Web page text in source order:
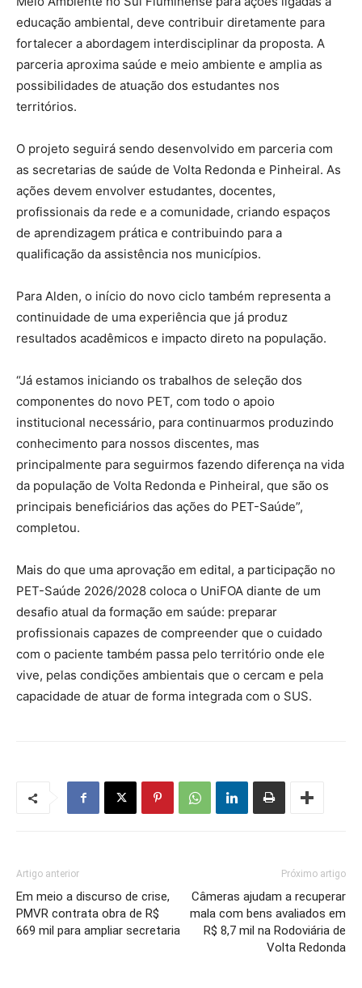
educação ambiental, deve contribuir diretamente para
fortalecer a abordagem interdisciplinar da proposta. A
parceria aproxima saúde e meio ambiente e amplia as
possibilidades de atuação dos estudantes nos
territórios.
O projeto seguirá sendo desenvolvido em parceria com
as secretarias de saúde de Volta Redonda e Pinheiral. As
ações devem envolver estudantes, docentes,
profissionais da rede e a comunidade, criando espaços
de aprendizagem prática e contribuindo para a
qualificação da assistência nos municípios.
Para Alden, o início do novo ciclo também representa a
continuidade de uma experiência que já produz
resultados acadêmicos e impacto direto na população.
“Já estamos iniciando os trabalhos de seleção dos
componentes do novo PET, com todo o apoio
institucional necessário, para continuarmos produzindo
conhecimento para nossos discentes, mas
principalmente para seguirmos fazendo diferença na vida
da população de Volta Redonda e Pinheiral, que são os
principais beneficiários das ações do PET-Saúde”,
completou.
Mais do que uma aprovação em edital, a participação no
PET-Saúde 2026/2028 coloca o UniFOA diante de um
desafio atual da formação em saúde: preparar
profissionais capazes de compreender que o cuidado
com o paciente também passa pelo território onde ele
vive, pelas condições ambientais que o cercam e pela
capacidade de atuar de forma integrada com o SUS.
Artigo anterior
Em meio a discurso de crise,
PMVR contrata obra de R$
669 mil para ampliar secretaria
Próximo artigo
Câmeras ajudam a recuperar
mala com bens avaliados em
R$ 8,7 mil na Rodoviária de
Volta Redonda